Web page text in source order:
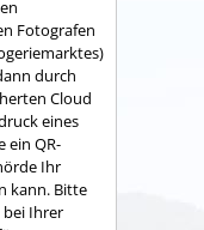
Fotografen
durch
Cloud
eines
ein QR-
Ihr
kann. Bitte
bei Ihrer